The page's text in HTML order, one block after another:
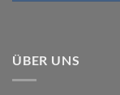
ÜBER UNS